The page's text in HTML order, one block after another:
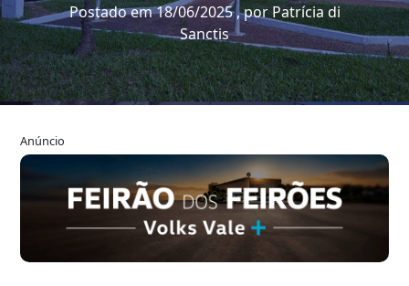
Postado em 18/06/2025 , por Patrícia di
Sanctis
Anúncio